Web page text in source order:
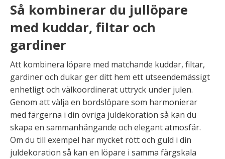
Så kombinerar du jullöpare
med kuddar, filtar och
gardiner
Att kombinera löpare med matchande kuddar, filtar,
gardiner och dukar ger ditt hem ett utseendemässigt
enhetligt och välkoordinerat uttryck under julen.
Genom att välja en bordslöpare som harmonierar
med färgerna i din övriga juldekoration så kan du
skapa en sammanhängande och elegant atmosfär.
Om du till exempel har mycket rött och guld i din
juldekoration så kan en löpare i samma färgskala